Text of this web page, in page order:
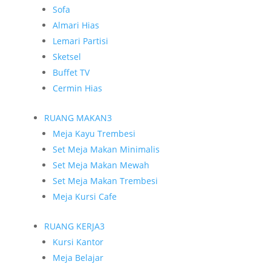
Sofa
Almari Hias
Lemari Partisi
Sketsel
Buffet TV
Cermin Hias
RUANG MAKAN3
Meja Kayu Trembesi
Set Meja Makan Minimalis
Set Meja Makan Mewah
Set Meja Makan Trembesi
Meja Kursi Cafe
RUANG KERJA3
Kursi Kantor
Meja Belajar